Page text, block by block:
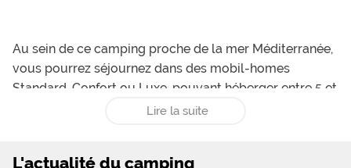
Au sein de ce camping proche de la mer Méditerranée,
vous pourrez séjournez dans des mobil-homes
Standard, Confort ou Luxe, pouvant héberger entre 5 et
8 personnes ou dans des maisonnettes de 4 places,
Lire la suite
L'actualité du camping